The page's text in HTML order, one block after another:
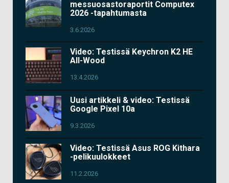
messuosastoraportit Computex
2026 -tapahtumasta
3.6.2026
Video: Testissä Keychron K2 HE
All-Wood
13.4.2026
Uusi artikkeli & video: Testissä
Google Pixel 10a
9.3.2026
Video: Testissä Asus ROG Kithara
-pelikuulokkeet
11.2.2026